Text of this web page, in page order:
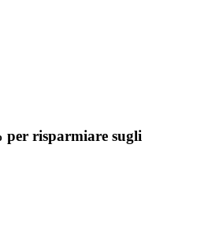
per risparmiare sugli